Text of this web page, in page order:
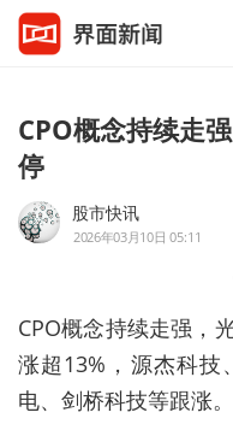
CPO概念持续走
停
股市快讯
2026年03月10日 05:11
CPO概念持续走强，
涨超13%，源杰科
电、剑桥科技等跟涨。